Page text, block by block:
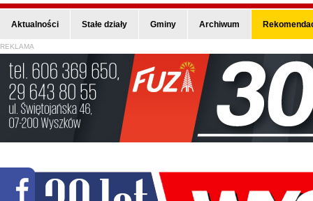
Aktualności Stałe działy Gminy Archiwum
REKLAMA